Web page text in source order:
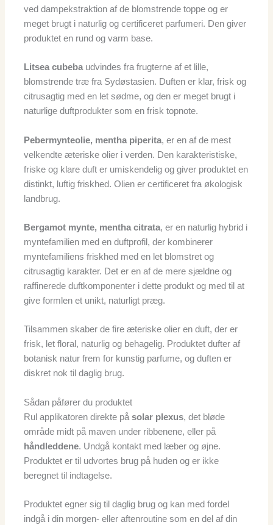
ved dampekstraktion af de blomstrende toppe og er
meget brugt i naturlig og certificeret parfumeri. Den giver
produktet en rund og varm base.
Litsea cubebaudvindes fra frugterne af et lille,
blomstrende træ fra Sydøstasien. Duften er klar, frisk og
citrusagtig med en let sødme, og den er meget brugt i
naturlige duftprodukter som en frisk topnote.
Pebermynteolie, mentha piperita, er en af de mest
velkendte æteriske olier i verden. Den karakteristiske,
friske og klare duft er umiskendelig og giver produktet en
distinkt, luftig friskhed. Olien er certificeret fra økologisk
landbrug.
Bergamot mynte, mentha citrata, er en naturlig hybrid i
myntefamilien med en duftprofil, der kombinerer
myntefamiliens friskhed med en let blomstret og
citrusagtig karakter. Det er en af de mere sjældne og
raffinerede duftkomponenter i dette produkt og med til at
give formlen et unikt, naturligt præg.
Tilsammen skaber de fire æteriske olier en duft, der er
frisk, let floral, naturlig og behagelig. Produktet dufter af
botanisk natur frem for kunstig parfume, og duften er
diskret nok til daglig brug.
Sådan påfører du produktet
Rul applikatoren direkte påsolar plexus, det bløde
område midt på maven under ribbenene, eller på
håndleddene. Undgå kontakt med læber og øjne.
Produktet er til udvortes brug på huden og er ikke
beregnet til indtagelse.
Produktet egner sig til daglig brug og kan med fordel
indgå i din morgen- eller aftenroutine som en del af din